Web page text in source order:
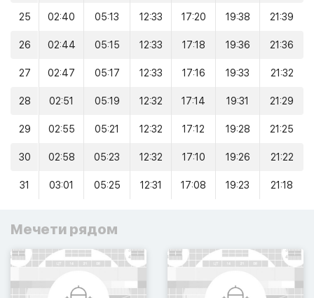
25 02:40 05:13 12:33 17:20 19:38 21:39
26 02:44 05:15 12:33 17:18 19:36 21:36
27 02:47 05:17 12:33 17:16 19:33 21:32
28 02:51 05:19 12:32 17:14 19:31 21:29
29 02:55 05:21 12:32 17:12 19:28 21:25
30 02:58 05:23 12:32 17:10 19:26 21:22
31 03:01 05:25 12:31 17:08 19:23 21:18
Мечети рядом